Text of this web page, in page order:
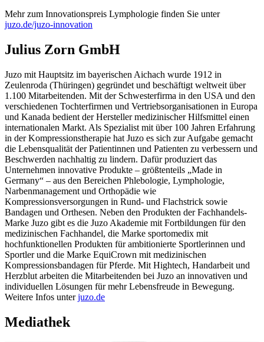
Mehr zum Innovationspreis Lymphologie finden Sie unter
juzo.de/juzo-innovation
Julius Zorn GmbH
Juzo mit Hauptsitz im bayerischen Aichach wurde 1912 in
Zeulenroda (Thüringen) gegründet und beschäftigt weltweit über
1.100 Mitarbeitenden. Mit der Schwesterfirma in den USA und den
verschiedenen Tochterfirmen und Vertriebsorganisationen in Europa
und Kanada bedient der Hersteller medizinischer Hilfsmittel einen
internationalen Markt. Als Spezialist mit über 100 Jahren Erfahrung
in der Kompressionstherapie hat Juzo es sich zur Aufgabe gemacht
die Lebensqualität der Patientinnen und Patienten zu verbessern und
Beschwerden nachhaltig zu lindern. Dafür produziert das
Unternehmen innovative Produkte – größtenteils „Made in
Germany“ – aus den Bereichen Phlebologie, Lymphologie,
Narbenmanagement und Orthopädie wie
Kompressionsversorgungen in Rund- und Flachstrick sowie
Bandagen und Orthesen. Neben den Produkten der Fachhandels-
Marke Juzo gibt es die Juzo Akademie mit Fortbildungen für den
medizinischen Fachhandel, die Marke sportomedix mit
hochfunktionellen Produkten für ambitionierte Sportlerinnen und
Sportler und die Marke EquiCrown mit medizinischen
Kompressionsbandagen für Pferde. Mit Hightech, Handarbeit und
Herzblut arbeiten die Mitarbeitenden bei Juzo an innovativen und
individuellen Lösungen für mehr Lebensfreude in Bewegung.
Weitere Infos unterjuzo.de
Mediathek